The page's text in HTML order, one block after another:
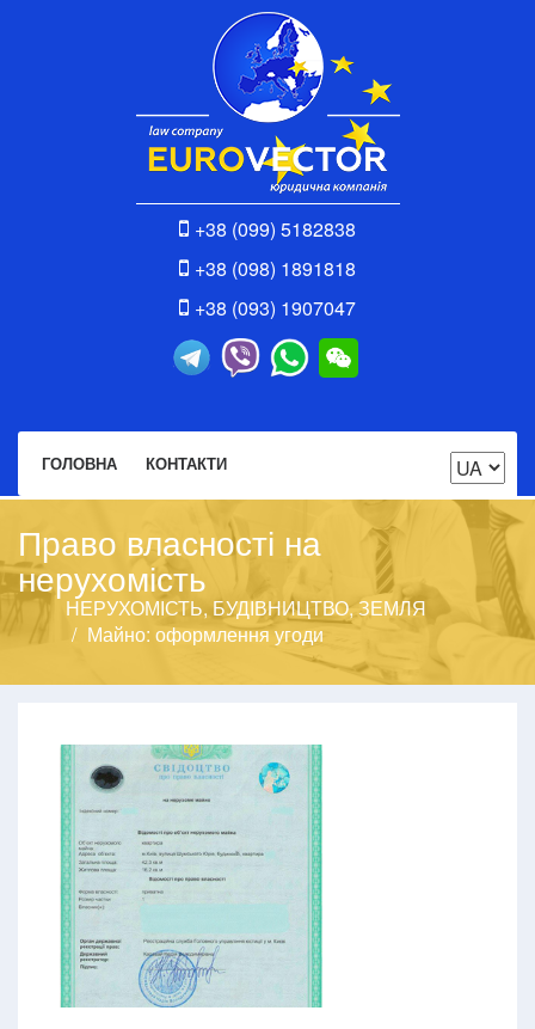
+38 (099) 5182838
+38 (098) 1891818
+38 (093) 1907047
ГОЛОВНА КОНТАКТИ
Право власності на
нерухомість
НЕРУХОМІСТЬ, БУДІВНИЦТВО, ЗЕМЛЯ
Майно: оформлення угоди